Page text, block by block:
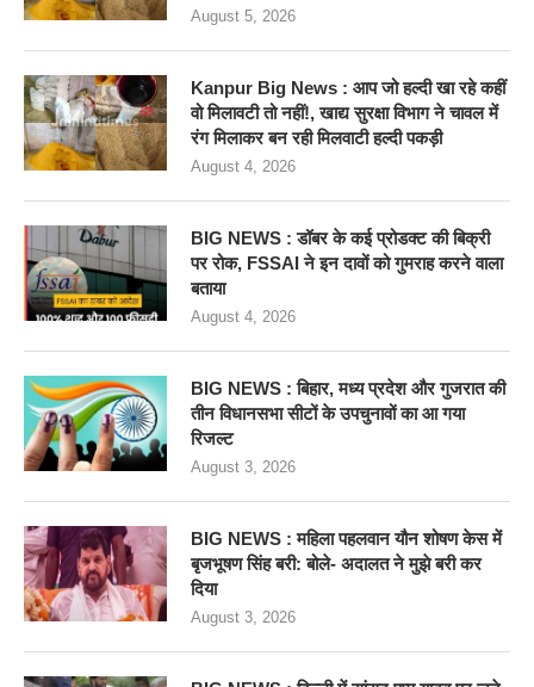
August 5, 2026
Kanpur Big News : आप जो हल्दी खा रहे कहीं
वो मिलावटी तो नहीं!, खाद्य सुरक्षा विभाग ने चावल में
रंग मिलाकर बन रही मिलवाटी हल्दी पकड़ी
August 4, 2026
BIG NEWS : डॉबर के कई प्रोडक्ट की बिक्री
पर रोक, FSSAI ने इन दावों को गुमराह करने वाला
बताया
August 4, 2026
BIG NEWS : बिहार, मध्य प्रदेश और गुजरात की
तीन विधानसभा सीटों के उपचुनावों का आ गया
रिजल्ट
August 3, 2026
BIG NEWS : महिला पहलवान यौन शोषण केस में
बृजभूषण सिंह बरी: बोले- अदालत ने मुझे बरी कर
दिया
August 3, 2026